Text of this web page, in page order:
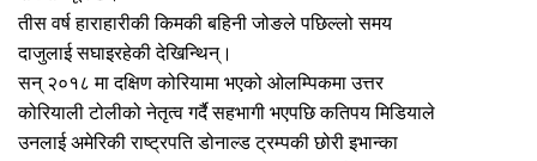
तीस वर्ष हाराहारीकी किमकी बहिनी जोङले पछिल्लो समय
दाजुलाई सघाइरहेकी देखिन्थिन्।
सन् २०१८ मा दक्षिण कोरियामा भएको ओलम्पिकमा उत्तर
कोरियाली टोलीको नेतृत्व गर्दै सहभागी भएपछि कतिपय मिडियाले
उनलाई अमेरिकी राष्ट्रपति डोनाल्ड ट्रम्पकी छोरी इभान्का